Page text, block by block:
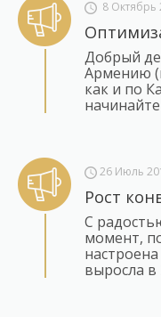
8 Октябрь
Добрый
Армению
как и по
26 Июль
Рост
С
момент,
выросла в